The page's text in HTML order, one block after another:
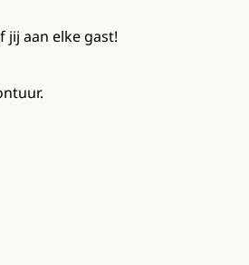
jij aan elke gast!